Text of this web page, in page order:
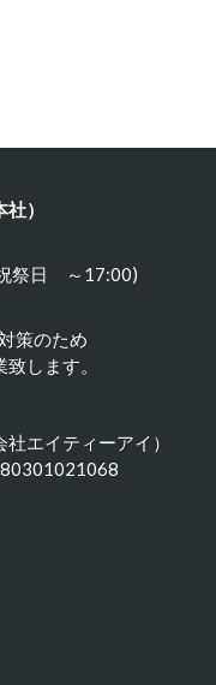
）
祭日 ～17:00)
策のため
します。
エイティーアイ）